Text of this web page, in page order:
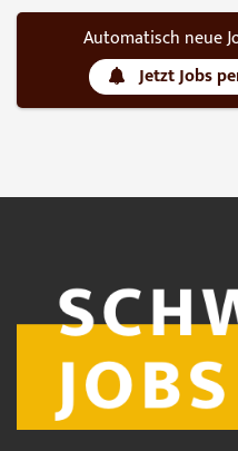
Automatisch neue
Jetzt Jobs